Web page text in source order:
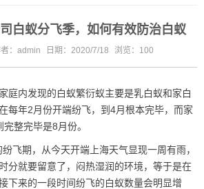
白蚁分飞季，如何有效防治白蚁
：admin 日期：2020/7/18 浏览： 100
家庭内发现的白蚁繁衍蚁主要是乳白蚁和家白
每年2月份开端纷飞，到4月根本完毕，而家
整完毕是8月份。
飞期，从今天开端上海天气显现一周有雨，
分就要留意了，闷热湿润的环境，等于是在
下来的一段时间纷飞的白蚁数量会明显增